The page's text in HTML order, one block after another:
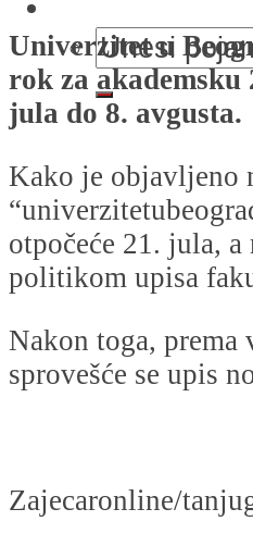
Univerzitet u
rok za akademsku
jula do 8. avgusta.
Kako je objavljeno
otpočeće 21. jula,
politikom upisa
Nakon toga, prema
sprovešće se upis
Zajecaronline/